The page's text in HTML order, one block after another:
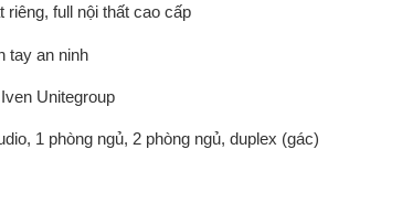
riêng, full nội thất cao cấp
tay an ninh
Unitegroup
1 phòng ngủ, 2 phòng ngủ, duplex (gác)